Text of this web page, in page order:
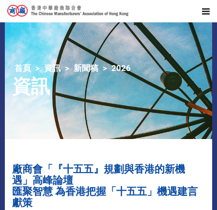
首頁 資訊 新聞稿 2026
資訊
廠商會「『十五五』規劃與香港的新機
遇」高峰論壇
匯聚智慧 為香港把握「十五五」機遇建言
獻策